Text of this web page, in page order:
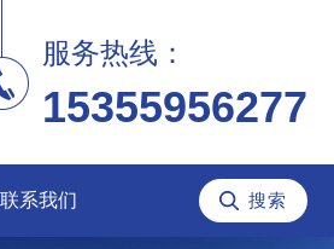
服务热线：
15355956277
联系我们